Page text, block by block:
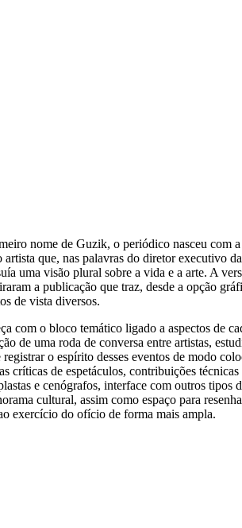
nome de Guzik, o periódico nasceu com
artista que, nas palavras do diretor executivo
uma visão plural sobre a vida e a arte. A
a publicação que traz, desde a opção
de vista diversos.
com o bloco temático ligado a aspectos de
de uma roda de conversa entre artistas,
o espírito desses eventos de modo
críticas de espetáculos, contribuições
e cenógrafos, interface com outros tipos
cultural, assim como espaço para
exercício do ofício de forma mais ampla.